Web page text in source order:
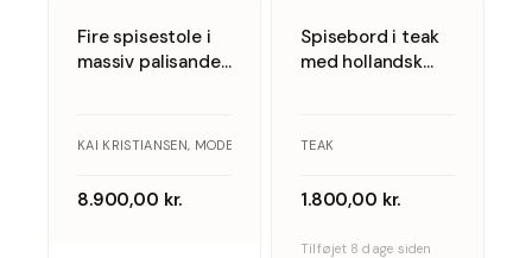
Fire spisestole i
massiv palisander,
KAI KRISTIANSEN, MODEL 42 · PALISANDER
8.900,00 kr.
Spisebord i teak
med hollandsk
TEAK
1.800,00 kr.
Tilføjet 8 dage siden